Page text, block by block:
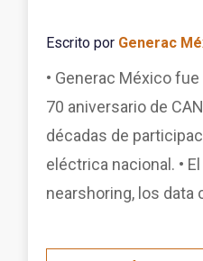
Escrito por Generac
• Generac México
70 aniversario de
décadas de
eléctrica nacional. •
nearshoring, los data